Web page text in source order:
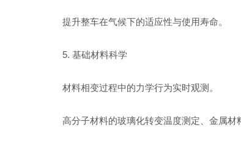
提升整车在气候下的适应性与使用寿命。
5. 基础材料科学
材料相变过程中的力学行为实时观测。
高分子材料的玻璃化转变温度测定、金属材